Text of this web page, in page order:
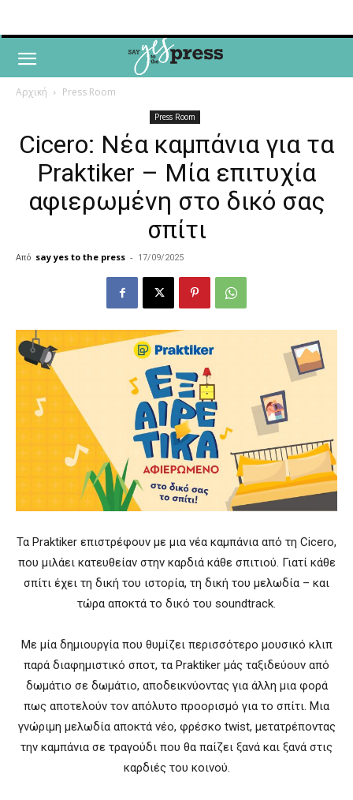
Αρχική Press Room
Press Room
Cicero: Νέα καμπάνια για τα
Praktiker – Μία επιτυχία
αφιερωμένη στο δικό σας
σπίτι
Από say yes to the press - 17/09/2025
Τα Praktiker επιστρέφουν με μια νέα καμπάνια από τη Cicero,
που μιλάει κατευθείαν στην καρδιά κάθε σπιτιού. Γιατί κάθε
σπίτι έχει τη δική του ιστορία, τη δική του μελωδία – και
τώρα αποκτά το δικό του soundtrack.
Με μία δημιουργία που θυμίζει περισσότερο μουσικό κλιπ
παρά διαφημιστικό σποτ, τα Praktiker μάς ταξιδεύουν από
δωμάτιο σε δωμάτιο, αποδεικνύοντας για άλλη μια φορά
πως αποτελούν τον απόλυτο προορισμό για το σπίτι. Μια
γνώριμη μελωδία αποκτά νέο, φρέσκο twist, μετατρέποντας
την καμπάνια σε τραγούδι που θα παίζει ξανά και ξανά στις
καρδιές του κοινού.